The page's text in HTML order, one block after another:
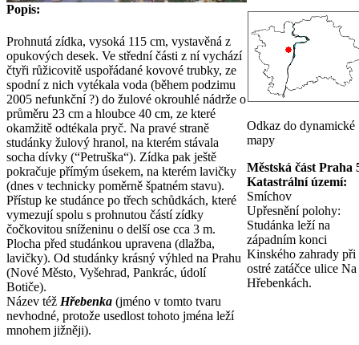
Popis:
Prohnutá zídka, vysoká 115 cm, vystavěná z
opukových desek. Ve střední části z ní vychází
čtyři růžicovitě uspořádané kovové trubky, ze
spodní z nich vytékala voda (během podzimu
2005 nefunkční ?) do žulové okrouhlé nádrže o
průměru 23 cm a hloubce 40 cm, ze které
okamžitě odtékala pryč. Na pravé straně
studánky žulový hranol, na kterém stávala
socha dívky (“Petruška“). Zídka pak ještě
pokračuje přímým úsekem, na kterém lavičky
(dnes v technicky poměrně špatném stavu).
Přístup ke studánce po třech schůdkách, které
vymezují spolu s prohnutou částí zídky
čočkovitou sníženinu o delší ose cca 3 m.
Plocha před studánkou upravena (dlažba,
lavičky). Od studánky krásný výhled na Prahu
(Nové Město, Vyšehrad, Pankrác, údolí
Botiče).
Název též Hřebenka (jméno v tomto tvaru
nevhodné, protože usedlost tohoto jména leží
mnohem jižněji).
Odkaz do dynamické
mapy
Městská část Praha
Katastrální území:
Smíchov
Upřesnění polohy:
Studánka leží na
západním konci
Kinského zahrady při
ostré zatáčce ulice Na
Hřebenkách.